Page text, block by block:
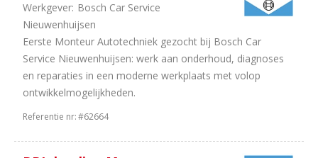
Werkgever: Bosch Car Service
Nieuwenhuijsen
Eerste Monteur Autotechniek gezocht bij Bosch Car
Service Nieuwenhuijsen: werk aan onderhoud, diagnoses
en reparaties in een moderne werkplaats met volop
ontwikkelmogelijkheden.
Referentie nr:#62664